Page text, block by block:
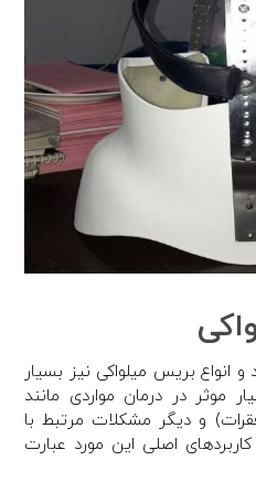
و انواع بریس میلواکی نیز بسیار
موثر در درمان مواردی مانند
و دیگر مشکلات مرتبط با
اصلی این مورد عبارت